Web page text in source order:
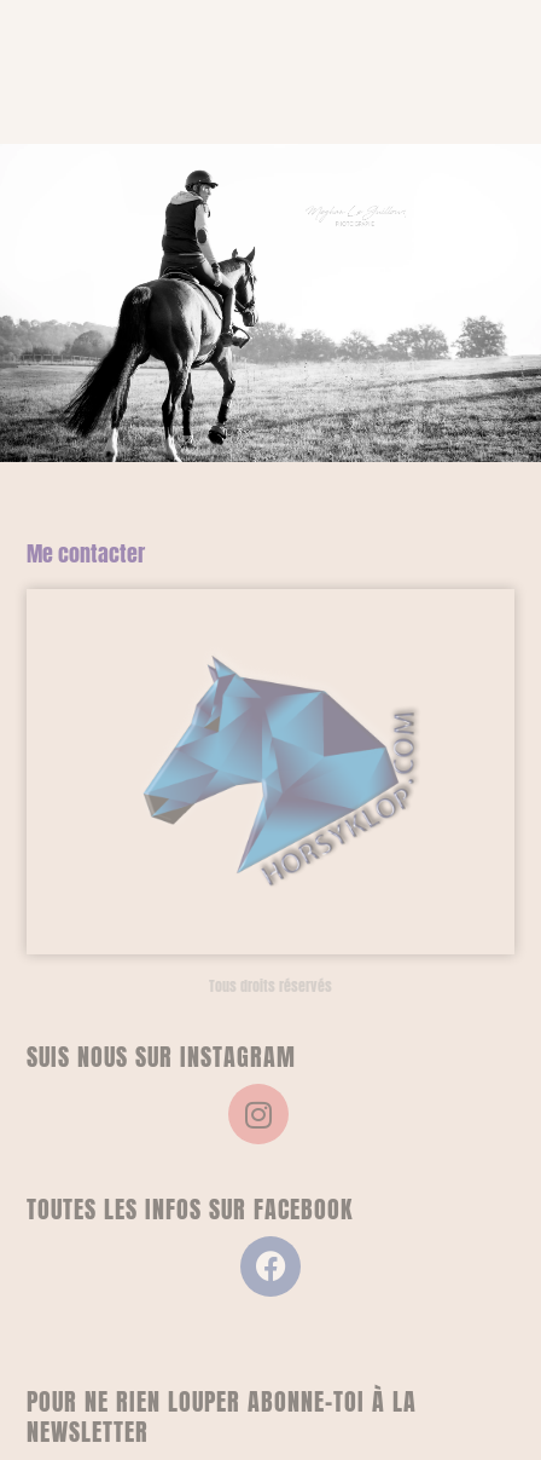
Me contacter
Tous droits réservés
SUIS NOUS SUR INSTAGRAM
TOUTES LES INFOS SUR FACEBOOK
POUR NE RIEN LOUPER ABONNE-TOI À LA
NEWSLETTER